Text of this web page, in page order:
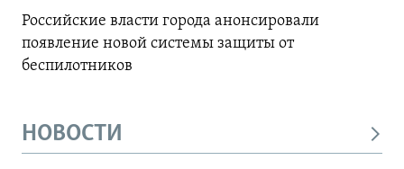
Российские власти города анонсировали
появление новой системы защиты от
беспилотников
НОВОСТИ